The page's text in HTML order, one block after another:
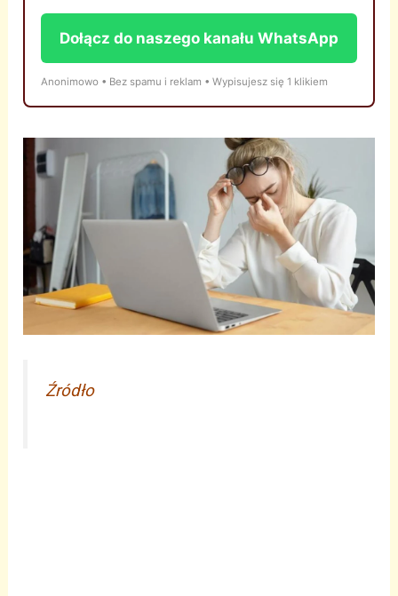
Dołącz do naszego kanału WhatsApp
Anonimowo • Bez spamu i reklam • Wypisujesz się 1 klikiem
Źródło